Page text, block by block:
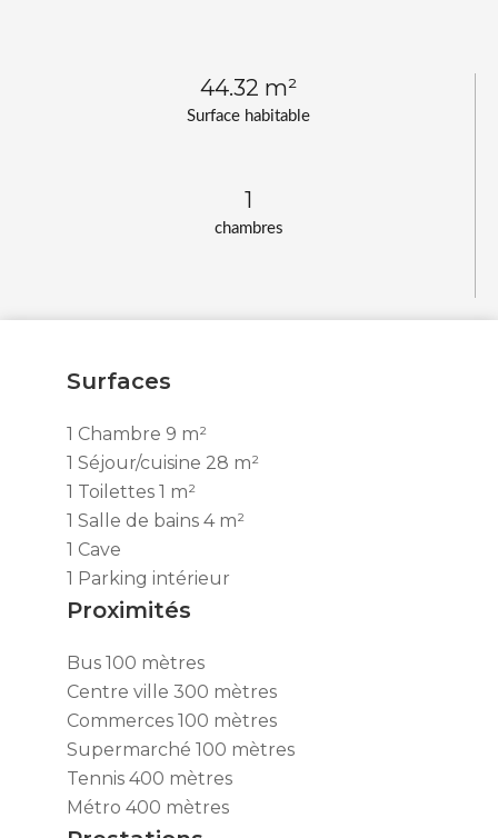
Surface habitable
44.32 m²
chambres
1
Surfaces
1 Chambre 9 m²
1 Séjour/cuisine 28 m²
1 Toilettes 1 m²
1 Salle de bains 4 m²
1 Cave
1 Parking intérieur
Proximités
Bus 100 mètres
Centre ville 300 mètres
Commerces 100 mètres
Supermarché 100 mètres
Tennis 400 mètres
Métro 400 mètres